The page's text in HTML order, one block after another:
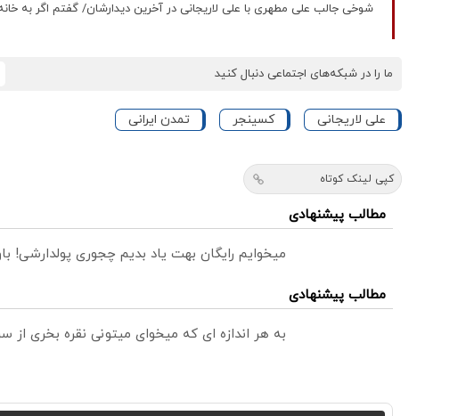
شوخی جالب علی مطهری با علی لاریجانی در آخرین دیدارشان/ گفتم اگر به
ما را در شبکه‌های اجتماعی دنبال کنید
علی لاریجانی کسینجر تمدن ایرانی
کپی لینک کوتاه
مطالب پیشنهادی
میخوایم رایگان بهت یاد بدیم چجوری پولدارشی!
مطالب پیشنهادی
به هر اندازه ای که میخوای میتونی نقره بخری